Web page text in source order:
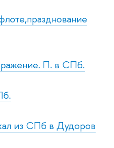
П. в СПб.
из СПб в Дудоров